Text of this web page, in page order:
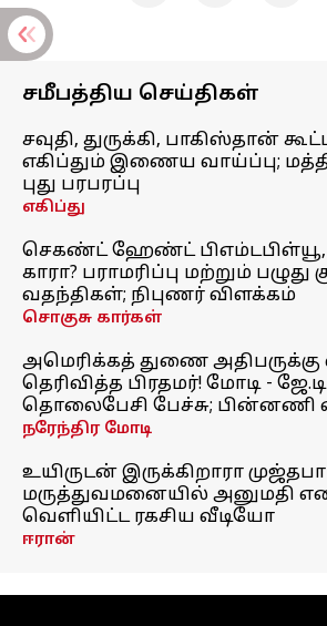
சமீபத்திய செய்திகள்
சவுதி, துருக்கி, பாகிஸ்தான்
எகிப்தும் இணைய வாய்ப்பு;
புது பரபரப்பு
எகிப்து
செகண்ட் ஹேண்ட் பிஎம்டபிள்யூ,
காரா? பராமரிப்பு மற்றும்
வதந்திகள்; நிபுணர் விளக்கம்
சொகுசு கார்கள்
அமெரிக்கத் துணை அதிபருக்கு
தெரிவித்த பிரதமர்! மோடி -
தொலைபேசி பேச்சு; பின்னணி
நரேந்திர மோடி
உயிருடன் இருக்கிறாரா
மருத்துவமனையில் அனுமதி
வெளியிட்ட ரகசிய வீடியோ
ஈரான்